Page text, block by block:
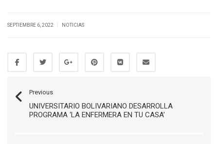
SEPTIEMBRE 6, 2022 NOTICIAS
Previous
UNIVERSITARIO BOLIVARIANO DESARROLLA
PROGRAMA ‘LA ENFERMERA EN TU CASA’